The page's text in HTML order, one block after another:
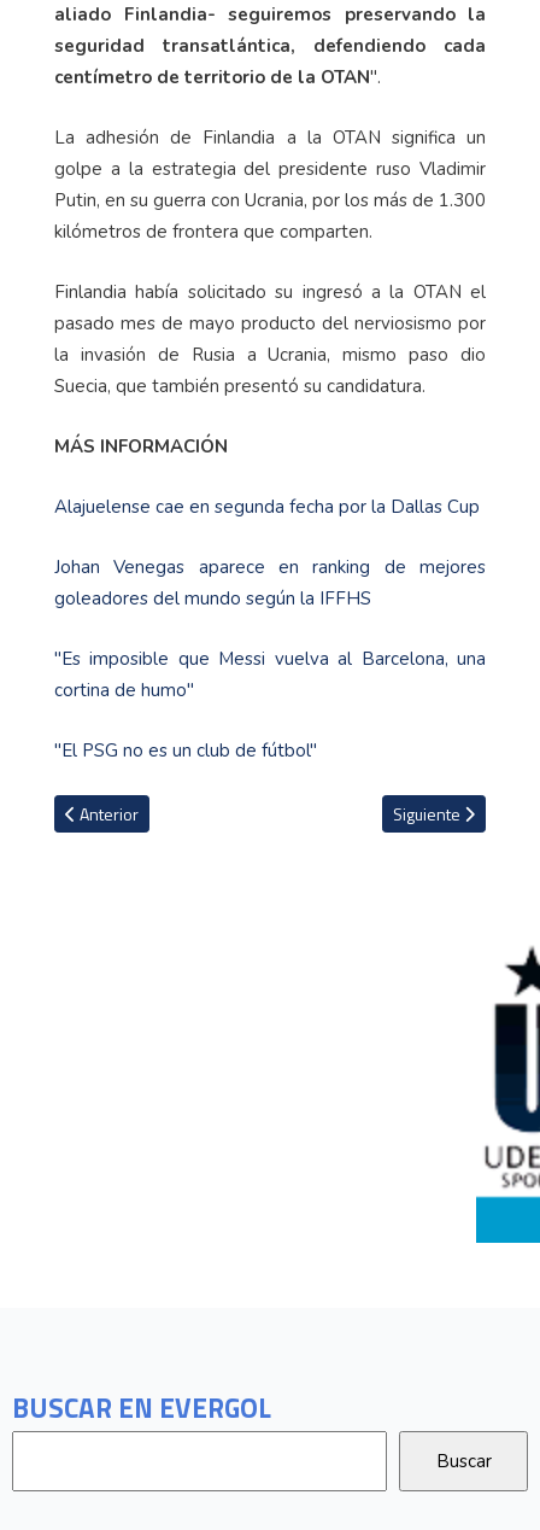
BUSCAR EN EVERGOL
aliado Finlandia- seguiremos preservando la
seguridad transatlántica, defendiendo cada
centímetro de territorio de la OTAN".
La adhesión de Finlandia a la OTAN significa un
golpe a la estrategia del presidente ruso Vladimir
Putin, en su guerra con Ucrania, por los más de 1.300
kilómetros de frontera que comparten.
Finlandia había solicitado su ingresó a la OTAN el
pasado mes de mayo producto del nerviosismo por
la invasión de Rusia a Ucrania, mismo paso dio
Suecia, que también presentó su candidatura.
MÁS INFORMACIÓN
Alajuelense cae en segunda fecha por la Dallas Cup
Johan Venegas aparece en ranking de mejores
goleadores del mundo según la IFFHS
"Es imposible que Messi vuelva al Barcelona, una
cortina de humo"
"El PSG no es un club de fútbol"
Artículo anterior: Futbolista neerlandés sentenciado a prisión
Anterior Artículo siguiente:
Siguiente